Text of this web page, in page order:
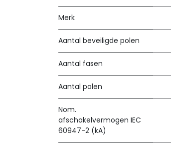
Merk
Aantal beveiligde polen
Aantal fasen
Aantal polen
Nom.
afschakelvermogen IEC
60947-2 (kA)